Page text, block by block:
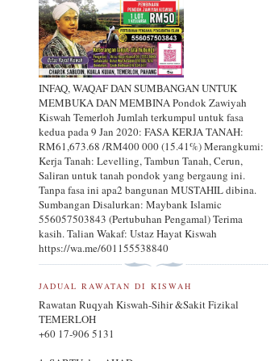
INFAQ, WAQAF DAN SUMBANGAN UNTUK
MEMBUKA DAN MEMBINA Pondok Zawiyah
Kiswah Temerloh Jumlah terkumpul untuk fasa
kedua pada 9 Jan 2020: FASA KERJA TANAH:
RM61,673.68 /RM400 000 (15.41%) Merangkumi:
Kerja Tanah: Levelling, Tambun Tanah, Cerun,
Saliran untuk tanah pondok yang bergaung ini.
Tanpa fasa ini apa2 bangunan MUSTAHIL dibina.
Sumbangan Disalurkan: Maybank Islamic
556057503843 (Pertubuhan Pengamal) Terima
kasih. Talian Wakaf: Ustaz Hayat Kiswah
https://wa.me/601155538840
JADUAL RAWATAN DI KISWAH
Rawatan Ruqyah Kiswah-Sihir &Sakit Fizikal
TEMERLOH
+60 17-906 5131